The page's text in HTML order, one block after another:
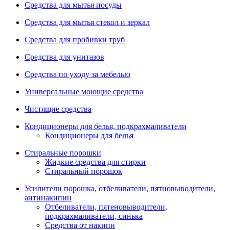
Средства для мытья посуды
Средства для мытья стекол и зеркал
Средства для пробивки труб
Средства для унитазов
Средства по уходу за мебелью
Универсальные моющие средства
Чистящие средства
Кондиционеры для белья, подкрахмаливатели
Кондиционеры для белья
Стиральные порошки
Жидкие средства для стирки
Стиральный порошок
Усилители порошка, отбеливатели, пятновыводители,
антинакипин
Отбеливатели, пятеновыводители,
подкрахмаливатели, синька
Средства от накипи